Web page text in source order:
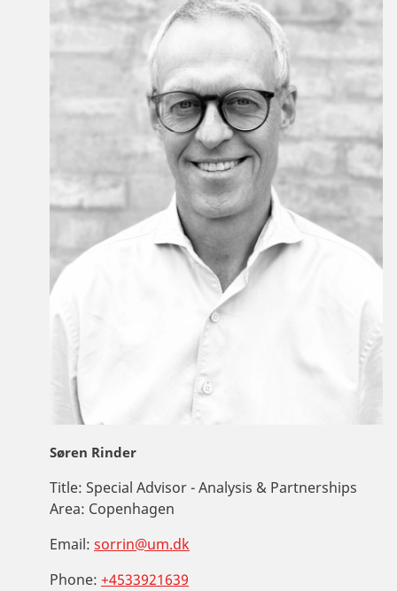
Søren Rinder
Title: Special Advisor - Analysis & Partnerships
Area: Copenhagen
Email: sorrin@um.dk
Phone: +4533921639